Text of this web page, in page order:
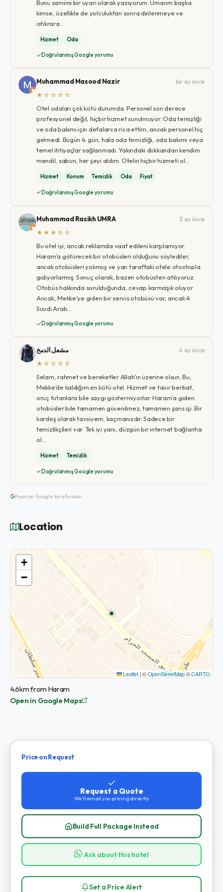
Bunu samimi bir uyarı olarak yazıyorum: Umarım başka
kimse, özellikle de yolculuktan sonra dinlenmeye ve
istikrara …
Hizmet Oda
Doğrulanmış Google yorumu
Muhammad Masood Nazir
bir ay önce
★☆☆☆☆
Otel odaları çok kötü durumda. Personel son derece
profesyonel değil, hiçbir hizmet sunulmuyor. Oda temizliği
ve oda bakımı için defalarca rica ettim, ancak personel hiç
gelmedi. Bugün 4. gün, hala oda temizliği, oda bakımı veya
temel ihtiyaçlar sağlanmadı. Yakındaki dükkandan kendim
mendil, sabun, her şeyi aldım. Otelin hiçbir hizmeti ol…
Hizmet Konum Temizlik Oda Fiyat
Doğrulanmış Google yorumu
Muhammad Rasikh UMRA
3 ay önce
★★★☆☆
Bu otel iyi, ancak reklamda vaat edileni karşılamıyor.
Haram'a götürecek bir otobüsleri olduğunu söylediler,
ancak otobüsleri yokmuş ve yan taraftaki otele otostopla
gidiyorlarmış. Sonuç olarak, bazen otobüsten atılıyoruz.
Otobüs hakkında sorulduğunda, cevap karmaşık oluyor.
Ancak, Mekke'ye giden bir servis otobüsü var, ancak 4
Suudi Arab…
Doğrulanmış Google yorumu
مشعل الدمخ
4 ay önce
★☆☆☆☆
Selam, rahmet ve bereketler Allah'ın üzerine olsun. Bu,
Mekke'de kaldığım en kötü otel. Hizmet ve tavır berbat,
oruç tutanlara bile saygı göstermiyorlar. Haram'a giden
otobüsler bile tamamen güvenilmez; tamamen şans işi. Bir
kardeş olarak tavsiyem, kaçmanızdır. Sadece bir
temizlikçileri var. Tek iyi yanı, düzgün bir internet bağlantısı
ol…
Hizmet Temizlik
Doğrulanmış Google yorumu
Puanlar Google tarafından
Location
+
−
Leaflet |©OpenStreetMap©CARTO
4.6km from Haram
Open in Google Maps
Price on Request
Request a Quote
We'll email you pricing directly
Build Full Package Instead
Ask about this hotel
Set a Price Alert